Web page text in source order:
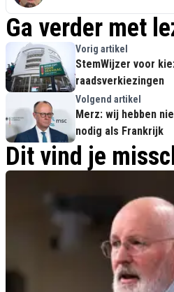
Ga verder met
Vorig artikel
StemWijzer voor
raadsverkiezingen
Volgend artikel
Merz: wij hebben
nodig als Frankrijk
Dit vind je